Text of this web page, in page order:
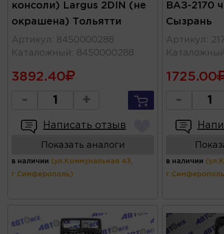
консоли) Largus 2DIN (не
окрашена) Тольятти
Артикул : 8450000288
Каталожный : 8450000288
3892.40
- +
Написать отзыв
Показать аналоги
в наличии (ул.Коммунальная 43,
г.Симферополь)
ВАЗ-2170
Сызрань
Артикул :
1725.00
-
в наличии